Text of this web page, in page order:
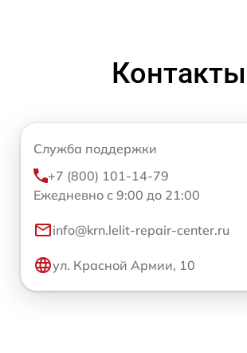
Контакты
Служба поддержки
+7 (800) 101-14-79
Ежедневно с 9:00 до 21:00
info@krn.lelit-repair-center.ru
ул. Красной Армии, 10